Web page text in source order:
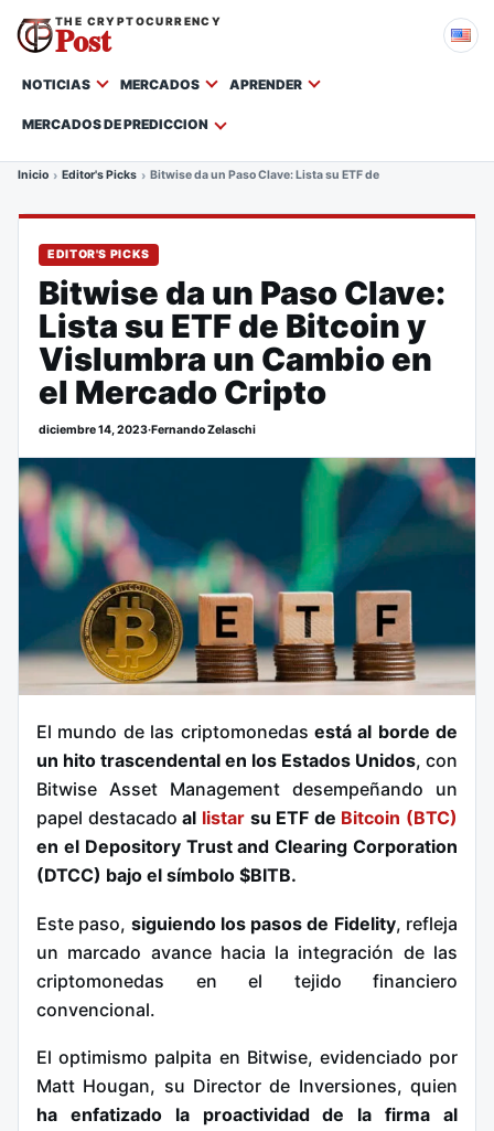
THE CRYPTOCURRENCY
Post
NOTICIAS MERCADOS APRENDER
MERCADOS DE PREDICCION
Inicio Editor's Picks Bitwise da un Paso Clave: Lista su ETF de Bitcoin y
EDITOR'S PICKS
Bitwise da un Paso Clave:
Lista su ETF de Bitcoin y
Vislumbra un Cambio en
el Mercado Cripto
diciembre 14, 2023·Fernando Zelaschi
El mundo de las criptomonedas está al borde de
un hito trascendental en los Estados Unidos, con
Bitwise Asset Management desempeñando un
papel destacadoal listarsu ETF de Bitcoin (BTC)
en el Depository Trust and Clearing Corporation
(DTCC) bajo el símbolo $BITB.
Este paso, siguiendo los pasos de Fidelity, refleja
un marcado avance hacia la integración de las
criptomonedas en el tejido financiero
convencional.
El optimismo palpita en Bitwise, evidenciado por
Matt Hougan, su Director de Inversiones, quien
ha enfatizado la proactividad de la firma al